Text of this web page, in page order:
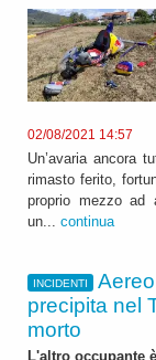
02/08/2021 14:57
Un’avaria ancora
rimasto ferito,
proprio mezzo ad
un... continua
INCIDENTI
precipita nel
morto
L'altro occupante